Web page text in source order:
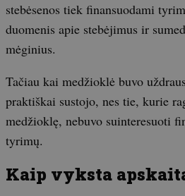
stebėsenos tiek finansuodami
duomenis apie stebėjimus ir
mėginius.
Tačiau kai medžioklė buvo
praktiškai sustojo, nes tie, kurie
medžioklę, nebuvo suinteresuoti
tyrimų.
Kaip vyksta